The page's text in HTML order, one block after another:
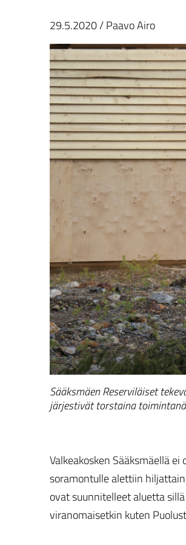
29.5.2020/Paavo Airo
Sääksmäen Reserviläiset
järjestivät torstaina
Valkeakosken Sääksmäellä
soramontulle alettiin
ovat suunnitelleet aluetta
viranomaisetkin kuten